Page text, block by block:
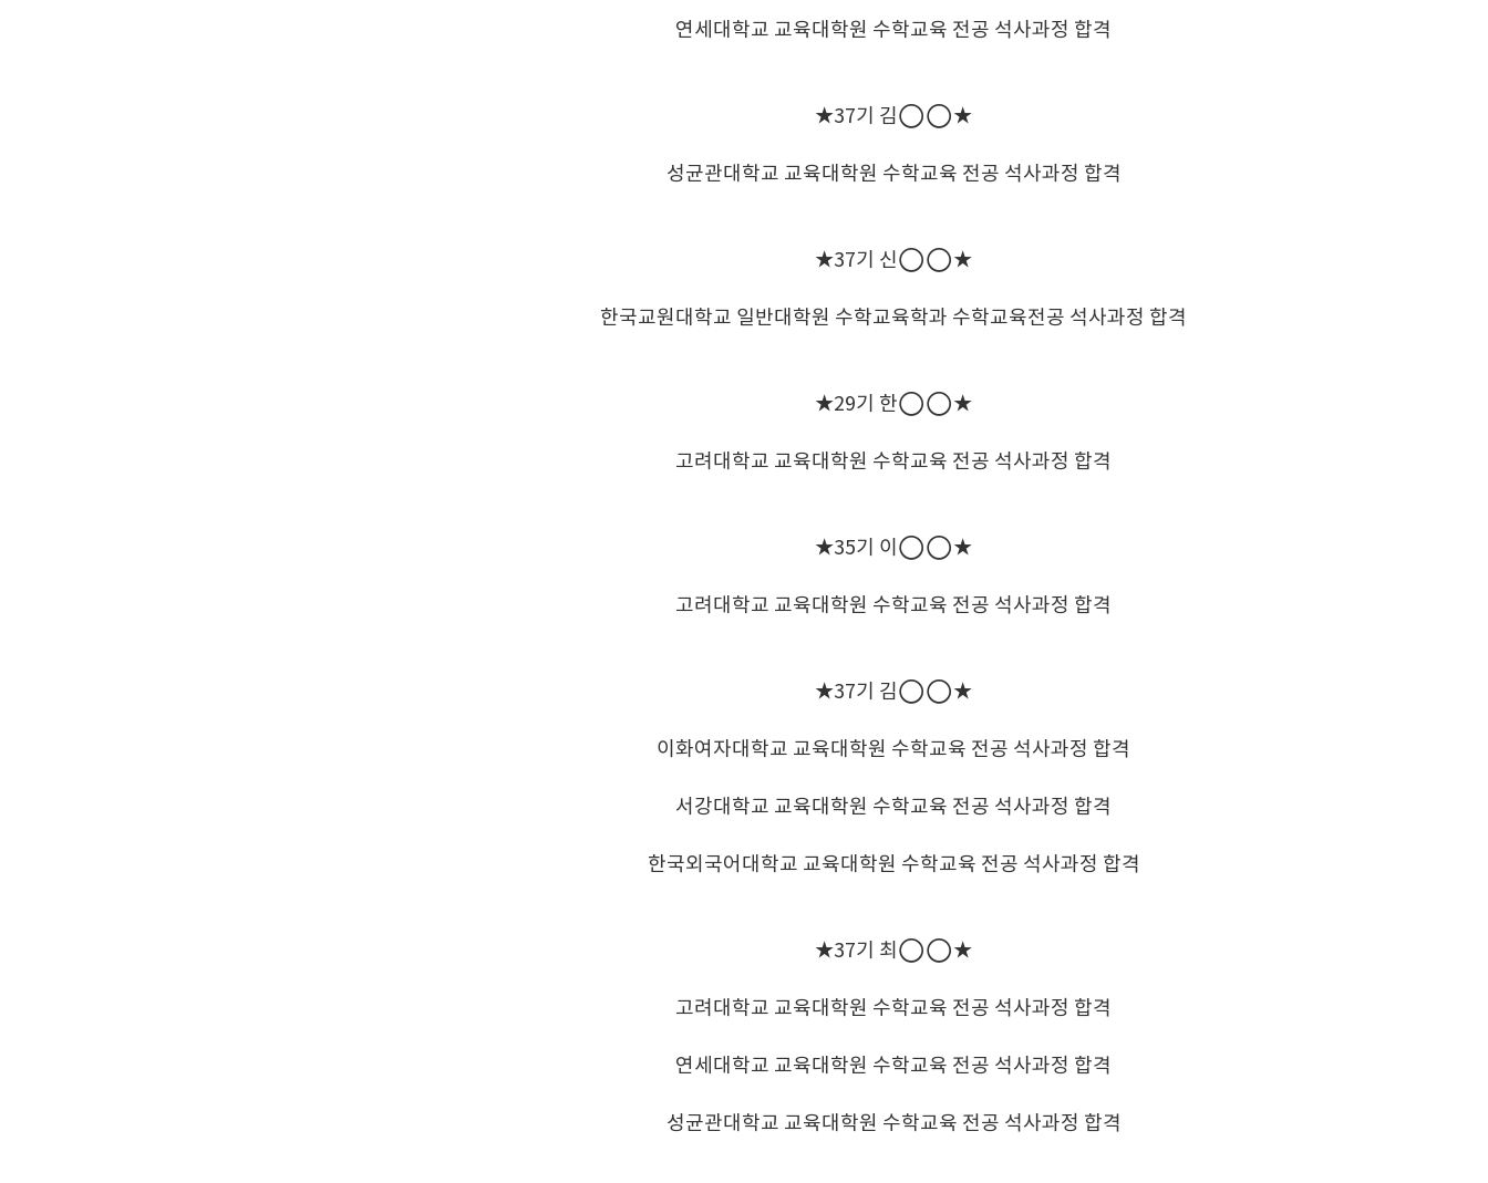
연세대학교 교육대학원 수학교육 전공 석사과정 합격
★37기 김◯◯★
성균관대학교 교육대학원 수학교육 전공 석사과정 합격
★37기 신◯◯★
한국교원대학교 일반대학원 수학교육학과 수학교육전공 석사과정 합격
★29기 한◯◯★
고려대학교 교육대학원 수학교육 전공 석사과정 합격
★35기 이◯◯★
고려대학교 교육대학원 수학교육 전공 석사과정 합격
★37기 김◯◯★
이화여자대학교 교육대학원 수학교육 전공 석사과정 합격
서강대학교 교육대학원 수학교육 전공 석사과정 합격
한국외국어대학교 교육대학원 수학교육 전공 석사과정 합격
★37기 최◯◯★
고려대학교 교육대학원 수학교육 전공 석사과정 합격
연세대학교 교육대학원 수학교육 전공 석사과정 합격
성균관대학교 교육대학원 수학교육 전공 석사과정 합격